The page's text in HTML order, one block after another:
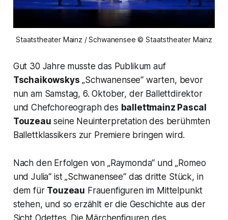
Staatstheater Mainz / Schwanensee © Staatstheater Mainz
Gut 30 Jahre musste das Publikum auf
Tschaikowskys „Schwanensee“ warten, bevor
nun am Samstag, 6. Oktober, der Ballettdirektor
und Chefchoreograph des ballettmainz Pascal
Touzeau seine Neuinterpretation des berühmten
Ballettklassikers zur Premiere bringen wird.
Nach den Erfolgen von „Raymonda“ und „Romeo
und Julia“ ist „Schwanensee“ das dritte Stück, in
dem für Touzeau Frauenfiguren im Mittelpunkt
stehen, und so erzählt er die Geschichte aus der
Sicht Odettes. Die Märchenfiguren des